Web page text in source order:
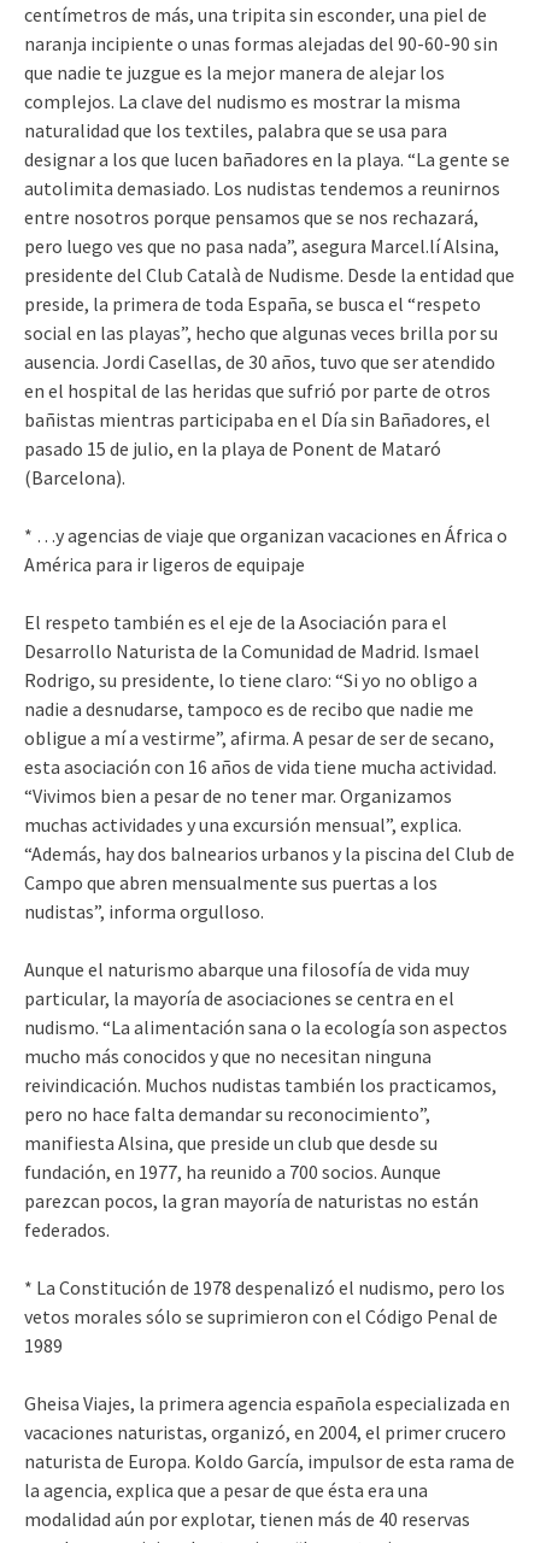
centímetros de más, una tripita sin esconder, una piel de
naranja incipiente o unas formas alejadas del 90-60-90 sin
que nadie te juzgue es la mejor manera de alejar los
complejos. La clave del nudismo es mostrar la misma
naturalidad que los textiles, palabra que se usa para
designar a los que lucen bañadores en la playa. “La gente se
autolimita demasiado. Los nudistas tendemos a reunirnos
entre nosotros porque pensamos que se nos rechazará,
pero luego ves que no pasa nada”, asegura Marcel.lí Alsina,
presidente del Club Català de Nudisme. Desde la entidad que
preside, la primera de toda España, se busca el “respeto
social en las playas”, hecho que algunas veces brilla por su
ausencia. Jordi Casellas, de 30 años, tuvo que ser atendido
en el hospital de las heridas que sufrió por parte de otros
bañistas mientras participaba en el Día sin Bañadores, el
pasado 15 de julio, en la playa de Ponent de Mataró
(Barcelona).
* …y agencias de viaje que organizan vacaciones en África o
América para ir ligeros de equipaje
El respeto también es el eje de la Asociación para el
Desarrollo Naturista de la Comunidad de Madrid. Ismael
Rodrigo, su presidente, lo tiene claro: “Si yo no obligo a
nadie a desnudarse, tampoco es de recibo que nadie me
obligue a mí a vestirme”, afirma. A pesar de ser de secano,
esta asociación con 16 años de vida tiene mucha actividad.
“Vivimos bien a pesar de no tener mar. Organizamos
muchas actividades y una excursión mensual”, explica.
“Además, hay dos balnearios urbanos y la piscina del Club de
Campo que abren mensualmente sus puertas a los
nudistas”, informa orgulloso.
Aunque el naturismo abarque una filosofía de vida muy
particular, la mayoría de asociaciones se centra en el
nudismo. “La alimentación sana o la ecología son aspectos
mucho más conocidos y que no necesitan ninguna
reivindicación. Muchos nudistas también los practicamos,
pero no hace falta demandar su reconocimiento”,
manifiesta Alsina, que preside un club que desde su
fundación, en 1977, ha reunido a 700 socios. Aunque
parezcan pocos, la gran mayoría de naturistas no están
federados.
* La Constitución de 1978 despenalizó el nudismo, pero los
vetos morales sólo se suprimieron con el Código Penal de
1989
Gheisa Viajes, la primera agencia española especializada en
vacaciones naturistas, organizó, en 2004, el primer crucero
naturista de Europa. Koldo García, impulsor de esta rama de
la agencia, explica que a pesar de que ésta era una
modalidad aún por explotar, tienen más de 40 reservas